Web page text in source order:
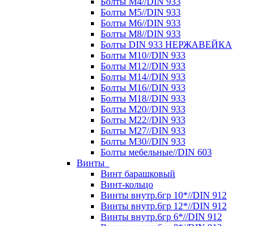
Болты М5//DIN 933
Болты М6//DIN 933
Болты М8//DIN 933
Болты DIN 933 НЕРЖАВЕЙКА
Болты М10//DIN 933
Болты М12//DIN 933
Болты М14//DIN 933
Болты М16//DIN 933
Болты М18//DIN 933
Болты М20//DIN 933
Болты М22//DIN 933
Болты М27//DIN 933
Болты М30//DIN 933
Болты мебельные//DIN 603
Винты
Винт барашковый
Винт-кольцо
Винты внутр.6гр 10*//DIN 912
Винты внутр.6гр 12*//DIN 912
Винты внутр.6гр 6*//DIN 912